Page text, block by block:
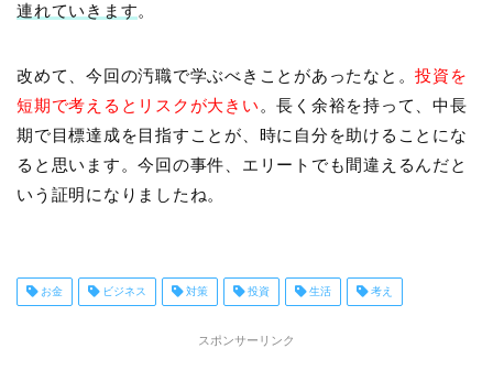
連れていきます。
改めて、今回の汚職で学ぶべきことがあったなと。投資を
短期で考えるとリスクが大きい 。長く余裕を持って、中長
期で目標達成を目指すことが、時に自分を助けることにな
ると思います。今回の事件、エリートでも間違えるんだと
いう証明になりましたね。
お金 ビジネス 対策 投資 生活 考え
スポンサーリンク